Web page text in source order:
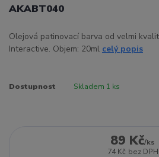
AKABT040
Olejová patinovací barva od velmi
Interactive. Objem: 20ml celý popis
Dostupnost Skladem 1 ks
89 Kč/ks
74 Kč bez DPH